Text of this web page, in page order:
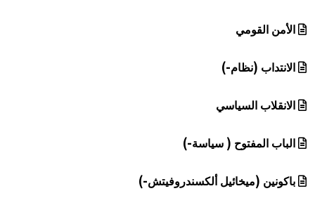
الأمن القومي
الانتداب (نظام-)
الانقلاب السياسي
الباب المفتوح ( سياسة-)
باكونين (ميخائيل ألكسندروفيتش-)